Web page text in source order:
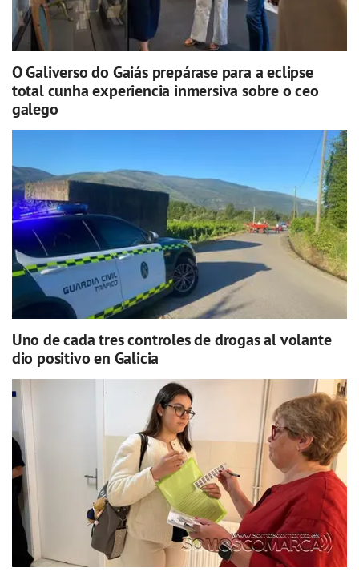
O Galiverso do Gaiás prepárase para a eclipse
total cunha experiencia inmersiva sobre o ceo
galego
Uno de cada tres controles de drogas al volante
dio positivo en Galicia